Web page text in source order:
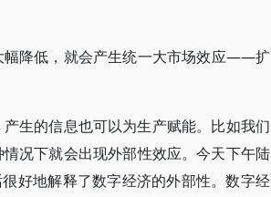
幅降低，就会产生统一大市场效应——扩
生的信息也可以为生产赋能。比如我们
况下就会出现外部性效应。今天下午陆
好地解释了数字经济的外部性。数字经